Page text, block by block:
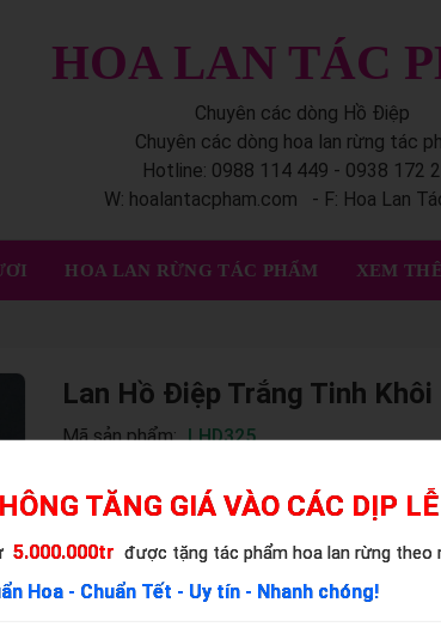
HOA LAN TÁC
Chuyên các dòng Hồ Điệp
Chuyên các dòng hoa lan rừng tác
Hotline: 0988 114 449 - 0938 172
W: hoalantacpham.com - F: Hoa Lan
HOA LAN RỪNG TÁC PHẨM XEM
Lan Hồ Điệp Trắng Tinh
Mã sản phẩm: LHD325
Mỗi nghệ nhân cắm hoa sẽ tạo ra các mẫu
phẩm hoa lan từ người dân làng hoa Lâm Đồng).
TĂNG GIÁ VÀO CÁC DỊP
5.000.000tr được tặng tác phẩm hoa lan rừng theo
Hoa - Chuẩn Tết - Uy tín - Nhanh chóng!